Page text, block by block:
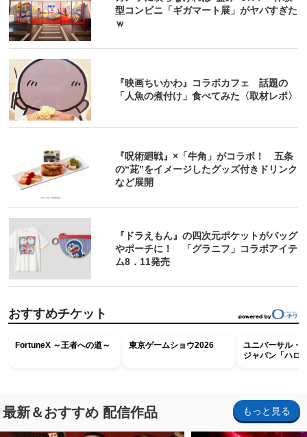
型コンビニ「ギガマート展」がヤバすぎた
ｗ
『映画ちいかわ』コラボカフェ 話題の
「人魚の煮付け」食べてみた〈取材レポ〉
『呪術廻戦』×「牛角」がコラボ！ 五条
の“茈”をイメージしたグッズ付きドリンク
など展開
『ドラえもん』の四次元ポケットがバッグ
やポーチに！ 「グラニフ」コラボアイテ
ム8．11発売
おすすめチケット
FortuneX ～王者への道～ 東京ゲームショウ2026
ユニバーサル・
ジャパン「ハロ
最新＆おすすめ 配信作品 もっと見る